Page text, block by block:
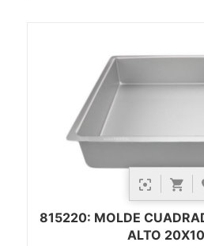
815220: MOLDE
ALTO